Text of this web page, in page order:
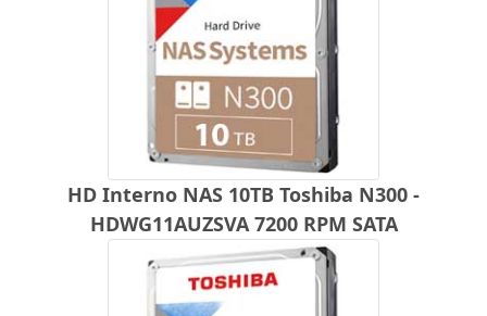
HD Interno NAS 10TB Toshiba N300 -
HDWG11AUZSVA 7200 RPM SATA